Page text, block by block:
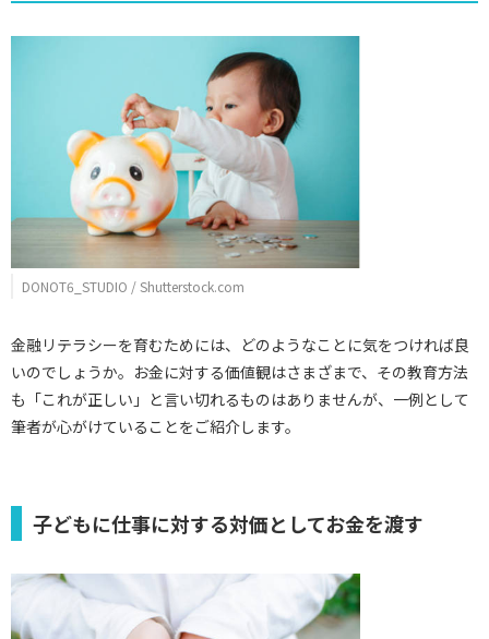
DONOT6_STUDIO / Shutterstock.com
金融リテラシーを育むためには、どのようなことに気をつければ良
いのでしょうか。お金に対する価値観はさまざまで、その教育方法
も「これが正しい」と言い切れるものはありませんが、一例として
筆者が心がけていることをご紹介します。
子どもに仕事に対する対価としてお金を渡す